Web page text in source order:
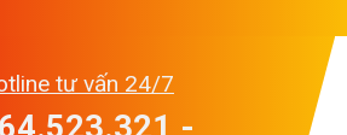
tư vấn 24/7